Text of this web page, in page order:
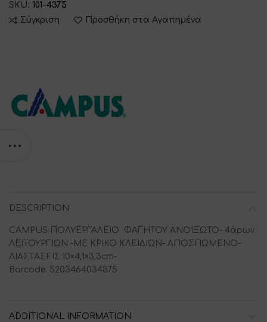
SKU: 101-4375
Σύγκριση
Προσθήκη στα Αγαπημένα
DESCRIPTION
CAMPUS ΠΟΛΥΕΡΓΑΛΕΙΟ ΦΑΓΗΤΟΥ ΑΝΟΙΞΩΤΟ- 4άρων
ΛΕΙΤΟΥΡΓΙΩΝ -ΜΕ ΚΡΙΚΟ ΚΛΕΙΔΙΩΝ- ΑΠΟΣΠΩΜΕΝΟ-
ΔΙΑΣΤΑΣΕΙΣ:10×4,1×3,3cm-
Barcode: 5203464034375
ADDITIONAL INFORMATION